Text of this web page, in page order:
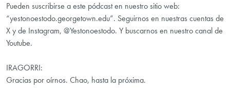
Pueden suscribirse a este pódcast en nuestro sitio web:
“yestonoestodo.georgetown.edu”. Seguirnos en nuestras cuentas de
X y de Instagram, @Yestonoestodo. Y buscarnos en nuestro canal de
Youtube.
IRAGORRI:
Gracias por oírnos. Chao, hasta la próxima.